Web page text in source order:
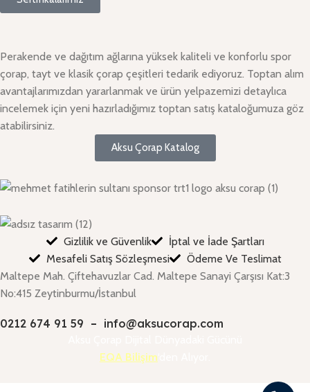
Perakende ve dağıtım ağlarına yüksek kaliteli ve konforlu spor
çorap, tayt ve klasik çorap çeşitleri tedarik ediyoruz. Toptan alım
avantajlarımızdan yararlanmak ve ürün yelpazemizi detaylıca
incelemek için yeni hazırladığımız toptan satış kataloğumuza göz
atabilirsiniz.
Aksu Çorap Katalog
Gizlilik ve Güvenlik
İptal ve İade Şartları
Mesafeli Satış Sözleşmesi
Ödeme Ve Teslimat
Maltepe Mah. Çiftehavuzlar Cad. Maltepe Sanayi Çarşısı Kat:3
No:415 Zeytinburmu/İstanbul
0212 674 91 59 – info@aksucorap.com
EQA Bilişim